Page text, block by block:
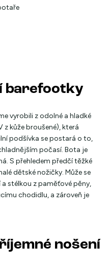
barefootky
vyrobili z odolné a hladké
z kůže broušené), která
podšívka se postará o to,
počasí. Bota je
S přehledem předčí těžké
dětské nožičky. Může se
stélkou z paměťové pěny,
chodidlu, a zároveň je
nošení